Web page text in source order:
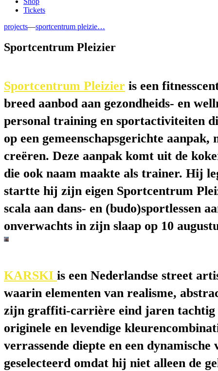
Tickets
projects—sportcentrum pleizie…
Sportcentrum Pleizier
Sportcentrum Pleizier is een
breed aanbod aan gezondheids- en
personal training en sportactiviteiten
op een gemeenschapsgerichte
creëren. Deze aanpak komt uit de
die ook naam maakte als trainer. Hij
startte hij zijn eigen Sportcentrum
scala aan dans- en (budo)sportlessen
onverwachts in zijn slaap op 10
KARSKI is een Nederlandse street
waarin elementen van realisme,
zijn graffiti-carrière eind jaren tachtig
originele en levendige
verrassende diepte en een
geselecteerd omdat hij niet alleen de